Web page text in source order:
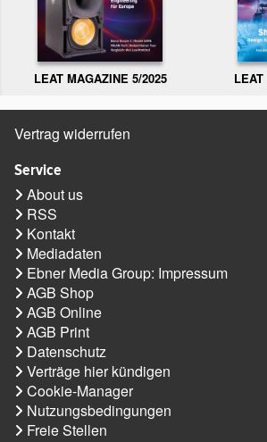
LEAT MAGAZINE 5/2025
Vertrag widerrufen
Service
About us
RSS
Kontakt
Mediadaten
Ebner Media Group: Impressum
AGB Shop
AGB Online
AGB Print
Datenschutz
Verträge hier kündigen
Cookie-Manager
Nutzungsbedingungen
Freie Stellen